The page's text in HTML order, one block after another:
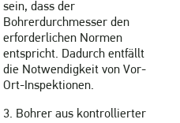
sein, dass der
Bohrerdurchmesser den
erforderlichen Normen
entspricht. Dadurch entfällt
die Notwendigkeit von Vor-
Ort-Inspektionen.
3. Bohrer aus kontrollierter